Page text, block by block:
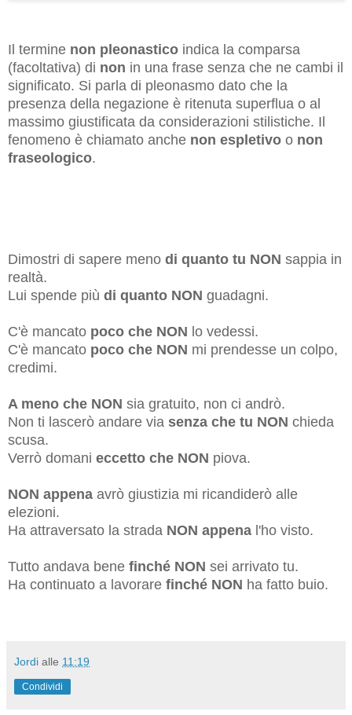
Il termine non pleonastico indica la comparsa
(facoltativa) di non in una frase senza che ne cambi il
significato. Si parla di pleonasmo dato che la
presenza della negazione è ritenuta superflua o al
massimo giustificata da considerazioni stilistiche. Il
fenomeno è chiamato anche non espletivo o non
fraseologico.
Dimostri di sapere meno di quanto tu NON sappia in
realtà.
Lui spende più di quanto NON guadagni.
C'è mancato poco che NON lo vedessi.
C'è mancato poco che NON mi prendesse un colpo,
credimi.
A meno che NON sia gratuito, non ci andrò.
Non ti lascerò andare via senza che tu NON chieda
scusa.
Verrò domani eccetto che NON piova.
NON appena avrò giustizia mi ricandiderò alle
elezioni.
Ha attraversato la strada NON appena l'ho visto.
Tutto andava bene finché NON sei arrivato tu.
Ha continuato a lavorare finché NON ha fatto buio.
Jordi alle 11:19
Condividi